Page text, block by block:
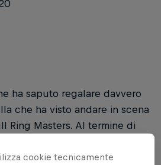
ha saputo regalare davvero
che ha visto andare in scena
Ring Masters. Al termine di
il traguardo in prima
cookie tecnicamente